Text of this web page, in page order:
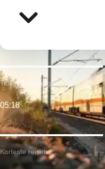
Korteste reisetid:
Tidligste avgang:
05:18